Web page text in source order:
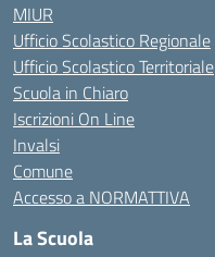
MIUR
Ufficio Scolastico Regionale
Ufficio Scolastico Territoriale
Scuola in Chiaro
Iscrizioni On Line
Invalsi
Comune
Accesso a NORMATTIVA
La Scuola